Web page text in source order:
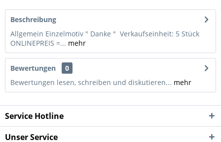
Beschreibung
Allgemein Einzelmotiv " Danke " Verkaufseinheit: 5 Stück
ONLINEPREIS =... mehr
Bewertungen
0
Bewertungen lesen, schreiben und diskutieren... mehr
Service Hotline
Unser Service